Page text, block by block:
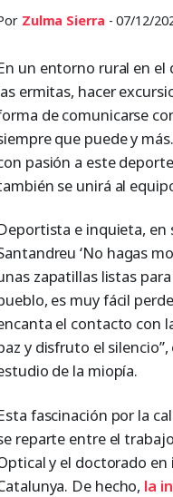
Zulma Sierra - 07/12/
un entorno rural en el
ermitas, hacer
de comunicarse
que puede y
pasión a este
se unirá al
e inquieta, en
‘No hagas
zapatillas listas
es muy fácil
el contacto con
y disfruto el
de la miopía.
fascinación por la
reparte entre el
y el doctorado
De hecho, la